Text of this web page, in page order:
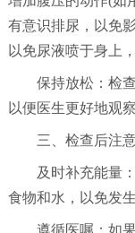
有意识排尿，以免
以免尿液喷于身上
保持放松：检查
以便医生更好地观
三、检查后注意
及时补充能量：
食物和水，以免发